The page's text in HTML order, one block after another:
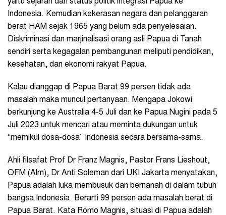
Indonesia. Kemudian kekerasan negara dan pelanggaran
berat HAM sejak 1965 yang belum ada penyelesaian.
Diskriminasi dan marjinalisasi orang asli Papua di Tanah
sendiri serta kegagalan pembangunan meliputi pendidikan,
kesehatan, dan ekonomi rakyat Papua.
Kalau dianggap di Papua Barat 99 persen tidak ada
masalah maka muncul pertanyaan. Mengapa Jokowi
berkunjung ke Australia 4-5 Juli dan ke Papua Nugini pada 5
Juli 2023 untuk mencari atau meminta dukungan untuk
“memikul dosa-dosa” Indonesia secara bersama-sama.
Ahli filsafat Prof Dr Franz Magnis, Pastor Frans Lieshout,
OFM (Alm), Dr Anti Soleman dari UKI Jakarta menyatakan,
Papua adalah luka membusuk dan bernanah di dalam tubuh
bangsa Indonesia. Berarti 99 persen ada masalah berat di
Papua Barat. Kata Romo Magnis, situasi di Papua adalah